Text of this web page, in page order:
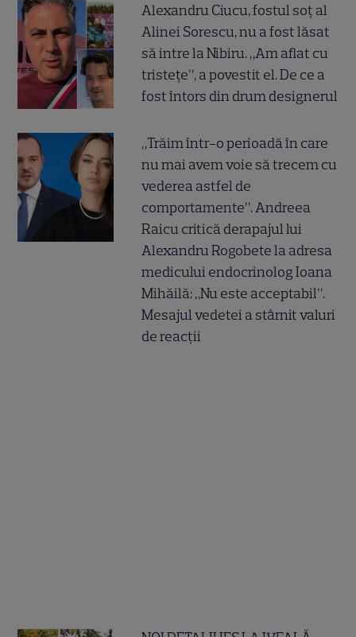
Alexandru Ciucu, fostul soț al
Alinei Sorescu, nu a fost lăsat
să intre la Nibiru. „Am aflat cu
tristețe”, a povestit el. De ce a
fost întors din drum designerul
„Trăim într-o perioadă în care
nu mai avem voie să trecem cu
vederea astfel de
comportamente”. Andreea
Raicu critică derapajul lui
Alexandru Rogobete la adresa
medicului endocrinolog Ioana
Mihăilă: „Nu este acceptabil”.
Mesajul vedetei a stârnit valuri
de reacții